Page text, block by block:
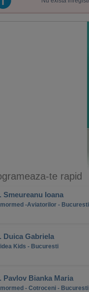
te rapid
Smeureanu Ioana
-Aviatorilor - Bucuresti
Duica Gabriela
Kids - Bucuresti
Pavlov Bianka Maria
- Cotroceni - Bucuresti